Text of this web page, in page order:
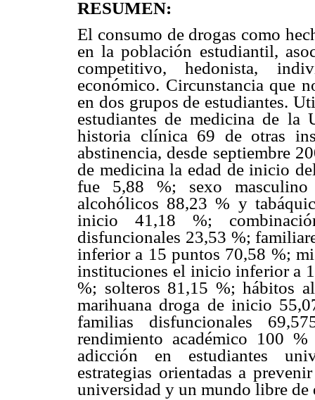
RESUMEN:
El consumo de drogas como
en la población estudiantil,
competitivo, hedonista,
económico. Circunstancia que
en dos grupos de estudiantes.
estudiantes de medicina de la
historia clínica 69 de otras
abstinencia, desde septiembre
de medicina la edad de inicio
fue 5,88 %; sexo
alcohólicos 88,23 % y
inicio 41,18 %;
disfuncionales 23,53 %;
inferior a 15 puntos 70,58 %;
instituciones el inicio inferior a
%; solteros 81,15 %; hábitos
marihuana droga de inicio
familias disfuncionales
rendimiento académico 100
adicción en estudiantes
estrategias orientadas a
universidad y un mundo libre de